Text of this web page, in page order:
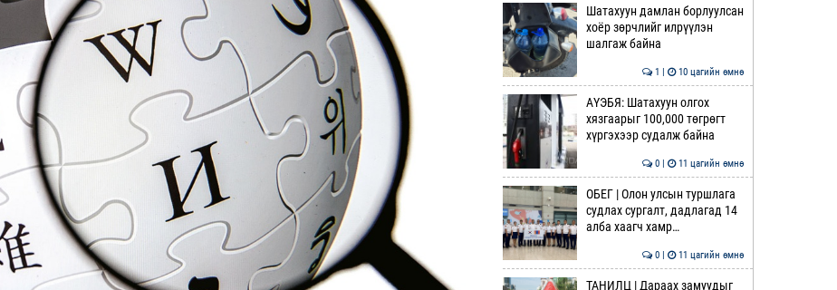
Шатахуун дамлан борлуулсан
хоёр зөрчлийг илрүүлэн
шалгаж байна
1 | 10 цагийн өмнө
АҮЭБЯ: Шатахуун олгох
хязгаарыг 100,000 төгрөгт
хүргэхээр судалж байна
0 | 11 цагийн өмнө
ОБЕГ | Олон улсын туршлага
судлах сургалт, дадлагад 14
алба хаагч хамр…
0 | 11 цагийн өмнө
ТАНИЛЦ | Дараах замуудыг